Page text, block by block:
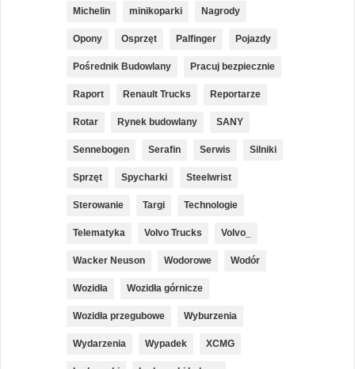
Michelin minikoparki Nagrody
Opony Osprzęt Palfinger Pojazdy
Pośrednik Budowlany Pracuj bezpiecznie
Raport Renault Trucks Reportarze
Rotar Rynek budowlany SANY
Sennebogen Serafin Serwis Silniki
Sprzęt Spycharki Steelwrist
Sterowanie Targi Technologie
Telematyka Volvo Trucks Volvo_
Wacker Neuson Wodorowe Wodór
Wozidła Wozidła górnicze
Wozidła przegubowe Wyburzenia
Wydarzenia Wypadek XCMG